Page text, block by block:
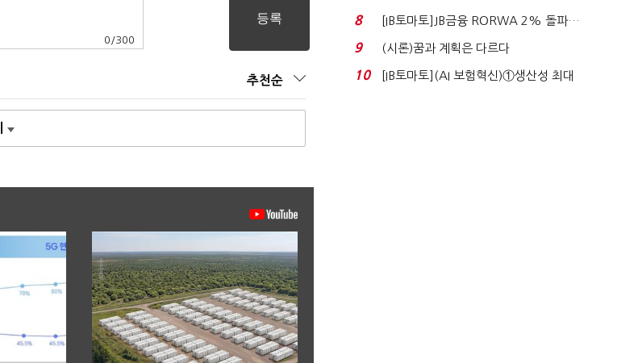
0 /300
추천순
누적 피해자 4만2...
8
[IB토마토]JB금융 RORWA 2% 돌파…
실적 견인은 은행 ...
9 (시론)꿈과 계획은 다르다
10
[IB토마토](AI 보험혁신)①생산성 최대